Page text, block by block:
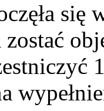
się